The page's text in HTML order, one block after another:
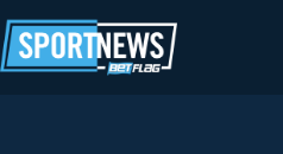
al
contenuto